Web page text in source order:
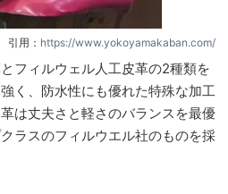
引用： https://www.yokoyamakaban.com/
フィルウェル人工皮革の2種類を
く、防水性にも優れた特殊な加工
は丈夫さと軽さのバランスを最優
ラスのフィルウエル社のものを採